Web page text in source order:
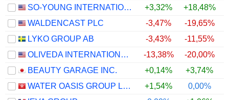
SO-YOUNG INTERNATIONAL INC.
+3,32% +18,48%
WALDENCAST PLC
-3,47% -19,65%
LYKO GROUP AB
-3,43% -11,55%
OLIVEDA INTERNATIONAL, INC.
-13,38% -20,00%
BEAUTY GARAGE INC.
+0,14% +3,74%
WATER OASIS GROUP LIMITED
+1,54% 0,00%